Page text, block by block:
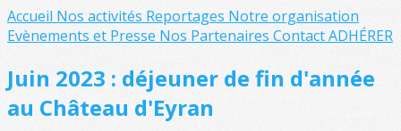
Accueil Nos activités Reportages Notre organisation
Evènements et Presse Nos Partenaires ContactADHÉRER
Juin 2023 : déjeuner de fin d'année
au Château d'Eyran